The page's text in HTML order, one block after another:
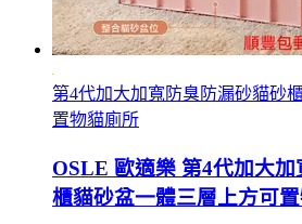
第4代加大加寬防臭防漏砂貓砂
置物貓廁所
OSLE 歐適樂 第4代加大
櫃貓砂盆一體三層上方可